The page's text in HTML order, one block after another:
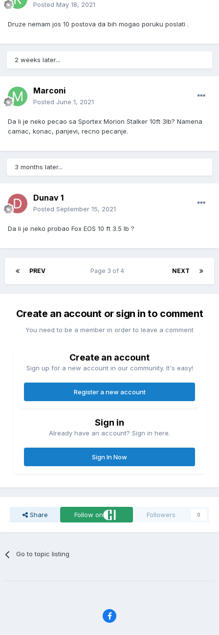
Posted May 18, 2021
Druze nemam jos 10 postova da bih mogao poruku poslati .
2 weeks later...
Marconi
Posted June 1, 2021
Da li je neko pecao sa Sportex Morion Stalker 10ft 3lb? Namena
camac, konac, panjevi, recno pecanje.
3 months later...
Dunav 1
Posted September 15, 2021
Da li je neko probao Fox EOS 10 ft 3.5 lb ?
PREV NEXT
Page 3 of 4
Create an account or sign in to comment
You need to be a member in order to leave a comment
Create an account
Sign up for a new account in our community. It's easy!
Register a new account
Sign in
Already have an account? Sign in here.
Sign In Now
Share Follow on Followers 0
Go to topic listing